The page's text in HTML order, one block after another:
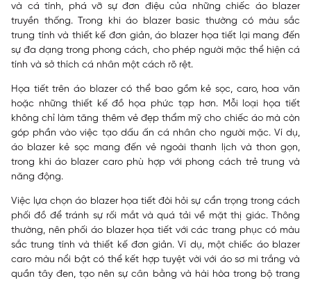
và cá tính, phá vỡ sự đơn điệu của những chiếc áo blazer
truyền thống. Trong khi áo blazer basic thường có màu sắc
trung tính và thiết kế đơn giản, áo blazer họa tiết lại mang đến
sự đa dạng trong phong cách, cho phép người mặc thể hiện cá
tính và sở thích cá nhân một cách rõ rệt.
Họa tiết trên áo blazer có thể bao gồm kẻ sọc, caro, hoa văn
hoặc những thiết kế đồ họa phức tạp hơn. Mỗi loại họa tiết
không chỉ làm tăng thêm vẻ đẹp thẩm mỹ cho chiếc áo mà còn
góp phần vào việc tạo dấu ấn cá nhân cho người mặc. Ví dụ,
áo blazer kẻ sọc mang đến vẻ ngoài thanh lịch và thon gọn,
trong khi áo blazer caro phù hợp với phong cách trẻ trung và
năng động.
Việc lựa chọn áo blazer họa tiết đòi hỏi sự cẩn trọng trong cách
phối đồ để tránh sự rối mắt và quá tải về mặt thị giác. Thông
thường, nên phối áo blazer họa tiết với các trang phục có màu
sắc trung tính và thiết kế đơn giản. Ví dụ, một chiếc áo blazer
caro màu nổi bật có thể kết hợp tuyệt vời với áo sơ mi trắng và
quần tây đen, tạo nên sự cân bằng và hài hòa trong bộ trang